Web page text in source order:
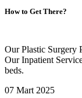
How to Get There?
Our Plastic Surgery
Our Inpatient
beds.
07 Mart 2025